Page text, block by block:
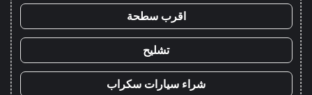
اقرب سطحة
تشليح
شراء سيارات سكراب